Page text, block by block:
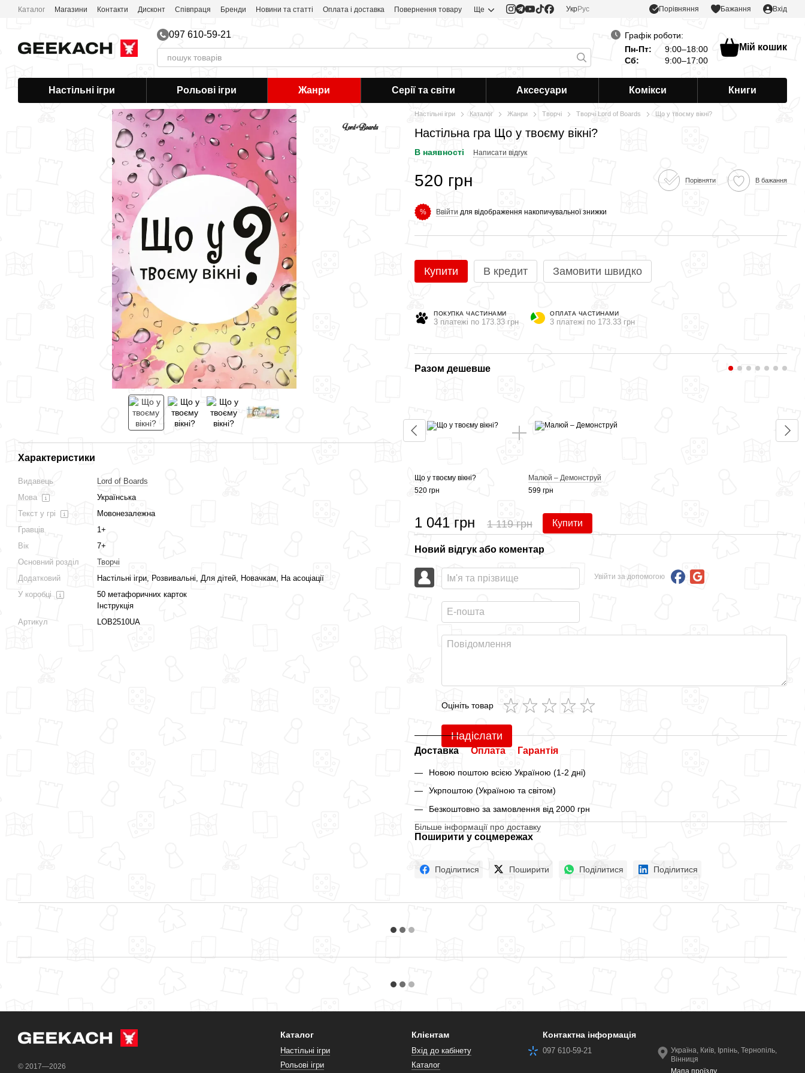
Перейти до основного контенту
Каталог Магазини Контакти Дисконт Співпраця Бренди Новини та статті Оплата і доставка Повернення товару Ще УкрРус Порівняння Бажання Вхід
097 610-59-21
Графік роботи:
Пн-Пт:
9:00–18:00
Сб:
9:00–17:00
Мій кошик
Настільні ігри Рольові ігри Жанри Серії та світи Аксесуари Комікси Книги
Характеристики
Видавець
Lord of Boards
Мова
Українська
Текст у грі
Мовонезалежна
Гравців
1+
Вік
7+
Основний розділ
Творчі
Додатковий
Настільні ігри, Розвивальні, Для дітей, Новачкам, На асоціації
У коробці
50 метафоричних карток
Інструкція
Артикул
LOB2510UA
Настільні ігри Каталог Жанри Творчі Творчі Lord of Boards Що у твоєму вікні?
Настільна гра Що у твоєму вікні?
В наявності Написати відгук
520 грн Порівняти В бажання
% Ввійти для відображення накопичувальної знижки
Купити В кредит Замовити швидко
ПОКУПКА ЧАСТИНАМИ
3 платежі по 173.33 грн
ОПЛАТА ЧАСТИНАМИ
3 платежі по 173.33 грн
Разом дешевше
Що у твоєму вікні?
1 205 грн
Разом дешевше
Що у твоєму вікні?
520 грн
Малюй – Демонструй
599 грн
1 041 грн 1 119 грн Купити
Новий відгук або коментар
Увійти за допомогою
Оцініть товар
Надіслати
Доставка Оплата Гарантія
Новою поштою всією Україною (1-2 дні)
Укрпоштою (Україною та світом)
Безкоштовно за замовлення від 2000 грн
Більше інформації про доставку
Поширити у соцмережах
Поділитися Поширити Поділитися Поділитися
© 2017—2026
Каталог
Настільні ігри
Рольові ігри
Клієнтам
Вхід до кабінету
Каталог
Контактна інформація
097 610-59-21
Україна, Київ, Ірпінь, Тернопіль,
Вінниця
Мапа проїзду